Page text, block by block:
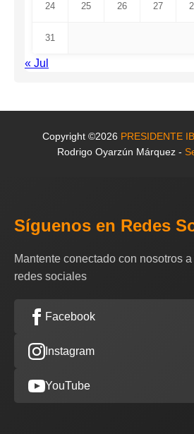
24 25 26 27
31
« Jul
Copyright ©2026 PRESIDENTE
Rodrigo Oyarzún Márquez -
Síguenos en Redes
Mantente conectado con nosotros
redes sociales
Facebook
Instagram
YouTube